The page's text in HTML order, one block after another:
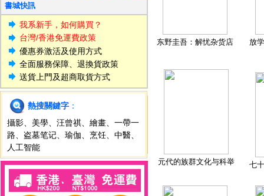
書城快訊
我系新手，如何購買？
台灣/香港免運費政策
優惠券激活及使用方式
全面服務保障、退換貨政策
送貨上門及超商取貨方式
熱搜關鍵字 ：
攝影
美學 汪曾祺 繪畫
一帶一
路
盗墓笔记 瑜伽 烹饪 中醫
人工智能
东野圭吾：解忧杂货店 放
元代的族群文化与科举 七